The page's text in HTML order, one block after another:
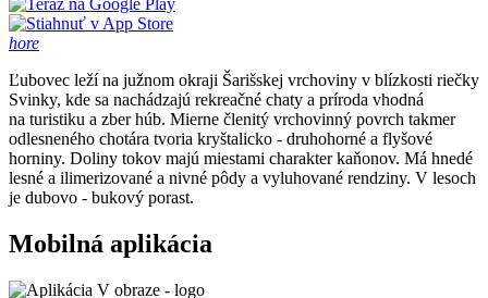
hore
Ľubovec leží na južnom okraji Šarišskej vrchoviny v blízkosti riečky
Svinky, kde sa nachádzajú rekreačné chaty a príroda vhodná
na turistiku a zber húb. Mierne členitý vrchovinný povrch takmer
odlesneného chotára tvoria kryštalicko - druhohorné a flyšové
horniny. Doliny tokov majú miestami charakter kaňonov. Má hnedé
lesné a ilimerizované a nivné pôdy a vyluhované rendziny. V lesoch
je dubovo - bukový porast.
Mobilná aplikácia